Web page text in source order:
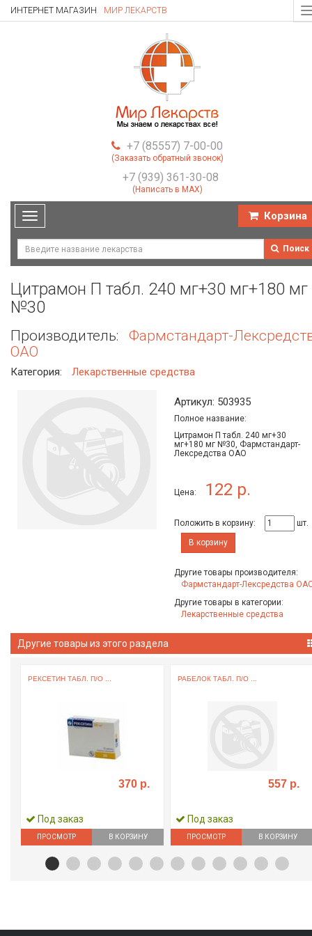
ИНТЕРНЕТ МАГАЗИН МИР ЛЕКАРСТВ
+7 (85557) 7-00-00
(Заказать обратный звонок)
+7 (939) 361-30-08
(Написать в MAX)
Toggle
navigation
Корзина
Поиск
Цитрамон П табл. 240 мг+30 мг+180 мг
№30
Производитель:
Фармстандарт-
ОАО
Категория: Лекарственные средства
Артикул: 503935
Полное название:
Цитрамон П табл. 240 мг+30
мг+180 мг №30, Фармстандарт-
Лексредства ОАО
Цена: 122 р.
Положить в корзину:
шт.
В корзину
Другие товары производителя:
Фармстандарт-Лексредства
Другие товары в категории:
Лекарственные средства
Другие товары из этого раздела
РЕКСЕТИН ТАБЛ. П/О ...
370 р.
Под заказ
ПРОСМОТР В КОРЗИНУ
РАБЕЛОК ТАБЛ. П/О ...
557 р.
Под заказ
ПРОСМОТР В КОРЗИНУ